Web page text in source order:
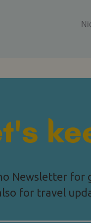
Newsletter
for travel